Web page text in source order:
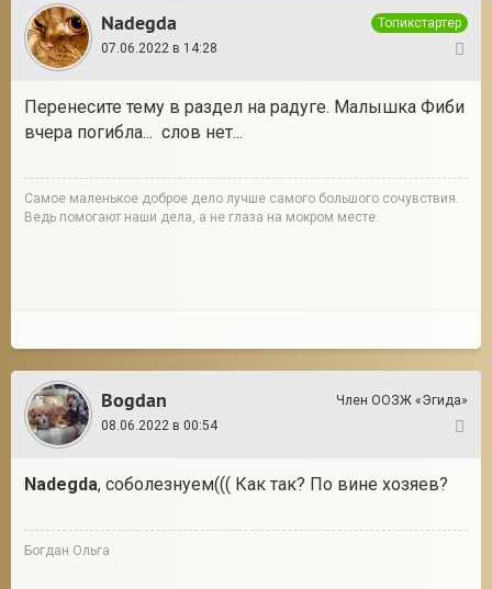
Nadegda
Топикстартер
07.06.2022 в 14:28
Перенесите тему в раздел на радуге. Малышка Фиби
вчера погибла... слов нет...
Cамое маленькое доброе дело лучше самого большого сочувствия.
Ведь помогают наши дела, а не глаза на мокром месте.
Bogdan
Член ООЗЖ «Эгида»
08.06.2022 в 00:54
Nadegda, соболезнуем((( Как так? По вине хозяев?
Богдан Ольга